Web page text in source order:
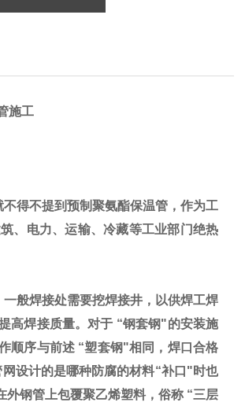
施工
得不提到预制聚氨酯保温管，作为工
、电力、运输、冷藏等工业部门绝热
般焊接处需要挖焊接井，以供焊工焊
高焊接质量。对于 “钢套钢"的安装施
顺序与前述 “塑套钢"相同，焊口合格
设计的是哪种防腐的材料“补口"时也
钢管上包覆聚乙烯塑料，俗称 “三层